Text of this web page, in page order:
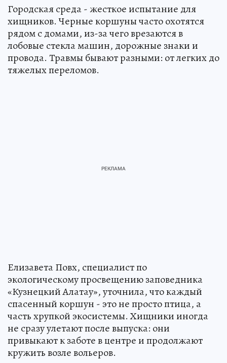
Городская среда - жесткое испытание для
хищников. Черные коршуны часто охотятся
рядом с домами, из-за чего врезаются в
лобовые стекла машин, дорожные знаки и
провода. Травмы бывают разными: от легких до
тяжелых переломов.
Елизавета Повх, специалист по
экологическому просвещению заповедника
«Кузнецкий Алатау», уточнила, что каждый
спасенный коршун - это не просто птица, а
часть хрупкой экосистемы. Хищники иногда
не сразу улетают после выпуска: они
привыкают к заботе в центре и продолжают
кружить возле вольеров.